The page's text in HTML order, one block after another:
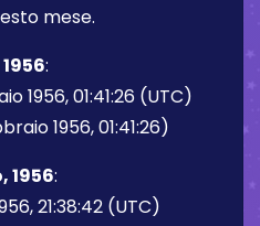
mese.
:
1956, 01:41:26 (UTC)
1956, 01:41:26)
1956:
21:38:42 (UTC)